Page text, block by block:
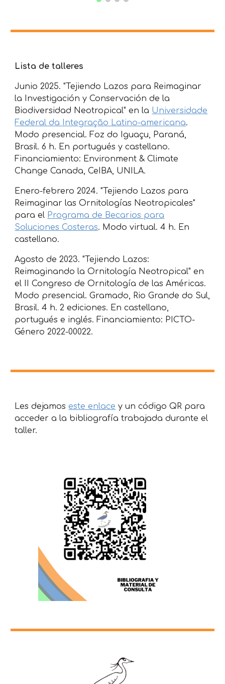
Lista de talleres
Junio 2025. "Tejiendo Lazos para Reimaginar
la Investigación y Conservación de la
Biodiversidad Neotropical" en la Universidade
Federal da Integração Latino-americana.
Modo presencial. Foz do Iguaçu, Paraná,
Brasil. 6 h. En portugués y castellano.
Financiamiento: Environment & Climate
Change Canada, CeIBA, UNILA.
Enero-febrero2024. "Tejiendo Lazos para
Reimaginar las Ornitologías Neotropicales"
para el Programa de Becarios para
Soluciones Costeras. Modo virtual. 4 h. En
castellano.
Agosto de 2023. "Tejiendo Lazos:
Reimaginando la Ornitología Neotropical" en
el II Congreso de Ornitología de las Américas.
Modo presencial.Gramado, RioGrande do Sul,
Brasil. 4 h. 2 ediciones. En castellano,
portugués e inglés. Financiamiento: PICTO-
Género 2022-00022.
Les dejamoseste enlace y un código QR para
acceder a la bibliografía trabajada durante el
taller.